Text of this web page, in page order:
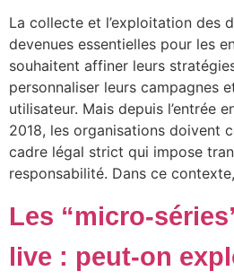
La collecte et l’exploitation des
devenues essentielles pour les
souhaitent affiner leurs
personnaliser leurs campagnes
utilisateur. Mais depuis l’entrée
2018, les organisations doivent
cadre légal strict qui impose
responsabilité. Dans ce
Les “micro-
live : peut-on